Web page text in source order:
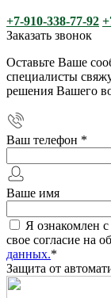
+7-910-338-77-92
Заказать звонок
Оставьте Ваше
специалисты
решения Вашего
Ваш телефон *
Ваше имя
Я ознакомлен с
свое согласие на
данных.*
Защита от